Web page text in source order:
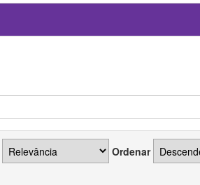
Ordenar